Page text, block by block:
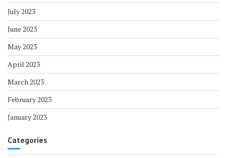
July 2023
June 2023
May 2023
April 2023
March 2023
February 2023
January 2023
Categories